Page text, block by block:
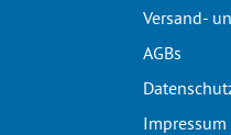
Versand-
AGBs